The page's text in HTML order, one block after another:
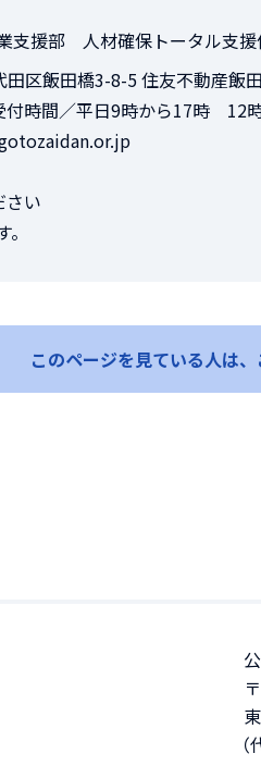
支援部 人材確保トータル支
区飯田橋3-8-5 住友不動産飯
時間／平日9時から17時 12時
さい
このページを見ている人は、